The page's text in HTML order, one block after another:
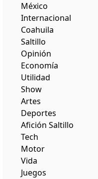
México
Internacional
Coahuila
Saltillo
Opinión
Economía
Utilidad
Show
Artes
Deportes
Afición Saltillo
Tech
Motor
Vida
Juegos